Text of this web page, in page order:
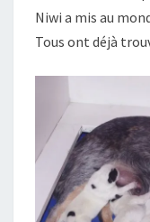
Niwi a mis au
Tous ont déjà